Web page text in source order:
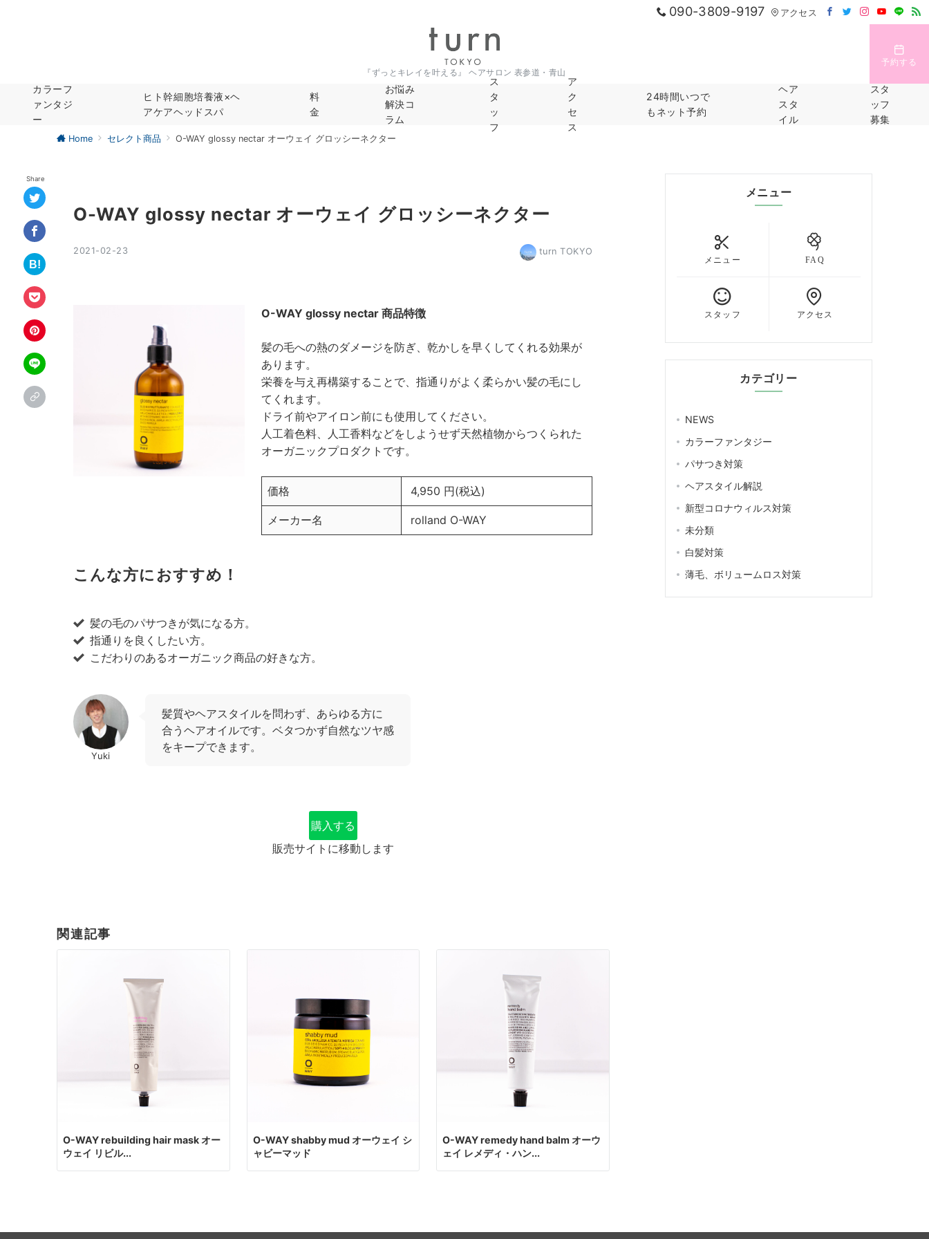
090-3809-9197 アクセス
『ずっとキレイを叶える』 ヘアサロン 表参道・青山
予約する
カラーフ
ァンタジ
ー
ヒト幹細胞培養液×ヘ
アケアヘッドスパ
料
金
お悩み
解決コ
ラム
ス
タ
ッ
フ
ア
ク
セ
ス
24時間いつで
もネット予約
ヘア
スタ
イル
スタ
ッフ
募集
Home セレクト商品 O-WAY glossy nectar オーウェイ グロッシーネクター
Share
O-WAY glossy nectar オーウェイ グロッシーネクター
2021-02-23 turn TOKYO
O-WAY glossy nectar 商品特徴
髪の毛への熱のダメージを防ぎ、乾かしを早くしてくれる効果が
あります。
栄養を与え再構築することで、指通りがよく柔らかい髪の毛にし
てくれます。
ドライ前やアイロン前にも使用してください。
人工着色料、人工香料などをしようせず天然植物からつくられた
オーガニックプロダクトです。
価格 4,950 円(税込)
メーカー名 rolland O-WAY
こんな方におすすめ！
髪の毛のパサつきが気になる方。
指通りを良くしたい方。
こだわりのあるオーガニック商品の好きな方。
Yuki
髪質やヘアスタイルを問わず、あらゆる方に
合うヘアオイルです。ベタつかず自然なツヤ感
をキープできます。
購入する
販売サイトに移動します
関連記事
O-WAY rebuilding hair mask オー
ウェイ リビル...
O-WAY shabby mud オーウェイ シ
ャビーマッド
O-WAY remedy hand balm オーウ
ェイ レメディ・ハン...
メニュー
メニュー FAQ
スタッフ アクセス
カテゴリー
NEWS
カラーファンタジー
パサつき対策
ヘアスタイル解説
新型コロナウィルス対策
未分類
白髪対策
薄毛、ボリュームロス対策